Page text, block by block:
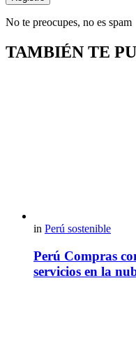
No te preocupes, no es spam
TAMBIÉN TE
in Perú sostenible
Perú Compras
servicios en la